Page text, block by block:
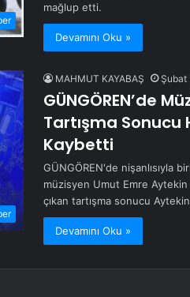
mağlup etti.
Devamını Oku »
MAHMUT KAYABAŞ Şubat
GÜNGÖREN’de
Tartışma Sonucu
Kaybetti
GÜNGÖREN'de nişanlısıyla
müzisyen Umut Emre
çıkan tartışma sonucu
Devamını Oku »